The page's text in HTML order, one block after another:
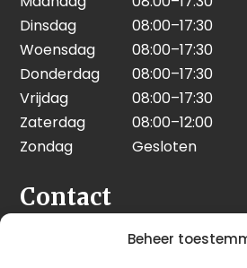
Beheer
Dinsdag
08:00–17:30
Woensdag
08:00–17:30
Donderdag
08:00–17:30
Vrijdag
08:00–17:30
Zaterdag
08:00–12:00
Zondag
Gesloten
Contact
Seeleman & Hoogendoorn